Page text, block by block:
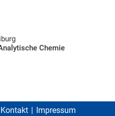
Chemie
Kontakt
Impressum